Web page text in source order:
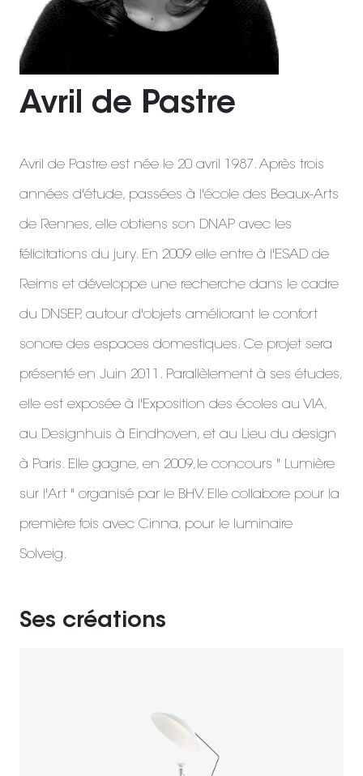
Avril de Pastre
Avril de Pastre est née le 20 avril 1987. Après trois
années d'étude, passées à l'école des Beaux-Arts
de Rennes, elle obtiens son DNAP avec les
félicitations du jury. En 2009 elle entre à l'ESAD de
Reims et développe une recherche dans le cadre
du DNSEP, autour d'objets améliorant le confort
sonore des espaces domestiques. Ce projet sera
présenté en Juin 2011. Parallèlement à ses études,
elle est exposée à l'Exposition des écoles au VIA,
au Designhuis à Eindhoven, et au Lieu du design
à Paris. Elle gagne, en 2009,le concours " Lumière
sur l'Art " organisé par le BHV. Elle collabore pour la
première fois avec Cinna, pour le luminaire
Solveig.
Ses créations